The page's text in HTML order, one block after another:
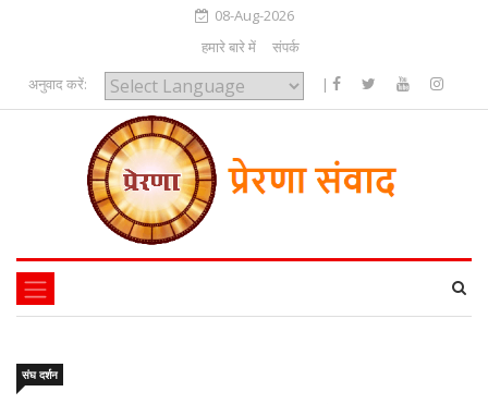
08-Aug-2026
हमारे बारे में
संपर्क
अनुवाद करें:
Powered by
|
संघ दर्शन